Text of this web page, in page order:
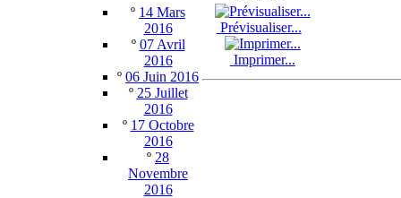
º 14 Mars
2016
º 07 Avril
2016
º 06 Juin 2016
º 25 Juillet
2016
º 17 Octobre
2016
º 28
Novembre
2016
Prévisualiser...
Imprimer...